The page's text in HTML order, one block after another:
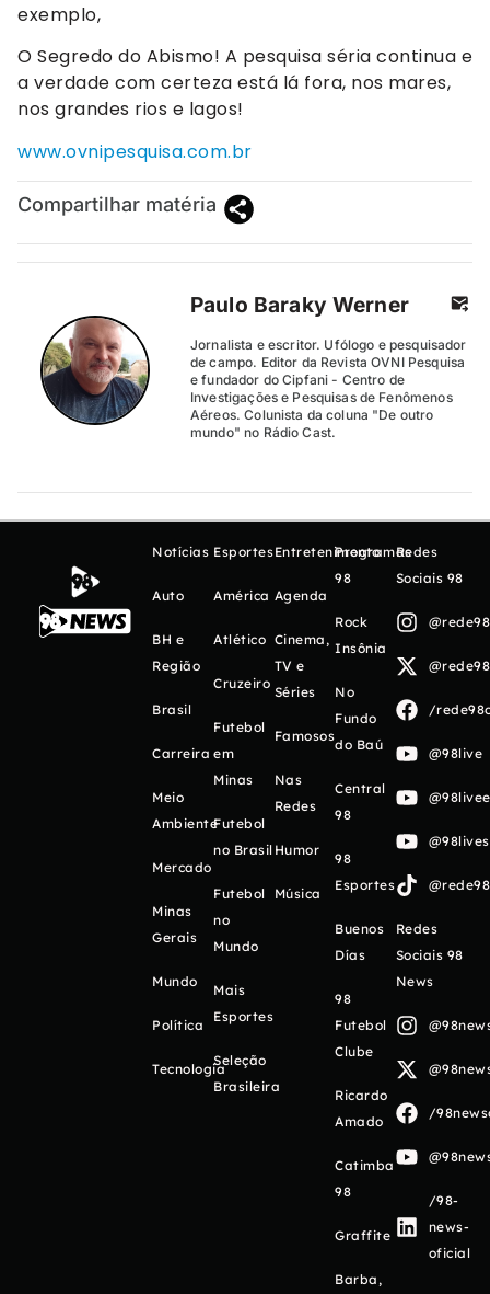
exemplo,
O Segredo do Abismo! A pesquisa séria continua e
a verdade com certeza está lá fora, nos mares,
nos grandes rios e lagos!
www.ovnipesquisa.com.br
Compartilhar matéria
Paulo Baraky Werner
Jornalista e escritor. Ufólogo e pesquisador
de campo. Editor da Revista OVNI Pesquisa
e fundador do Cipfani - Centro de
Investigações e Pesquisas de Fenômenos
Aéreos. Colunista da coluna "De outro
mundo" no Rádio Cast.
Notícias
Auto
BH e
Região
Brasil
Carreira
Meio
Ambiente
Mercado
Minas
Gerais
Mundo
Política
Tecnologia
Esportes
América
Atlético
Cruzeiro
Futebol
em
Minas
Futebol
no Brasil
Futebol
no
Mundo
Mais
Esportes
Seleção
Brasileira
Entretenimento
Agenda
Cinema,
TV e
Séries
Famosos
Nas
Redes
Humor
Música
Programas
98
Rock
Insônia
No
Fundo
do Baú
Central
98
98
Esportes
Buenos
Días
98
Futebol
Clube
Ricardo
Amado
Catimba
98
Graffite
Barba,
Redes
Sociais 98
/
@98live
Redes
Sociais 98
News
/
/98-
news-
oficial